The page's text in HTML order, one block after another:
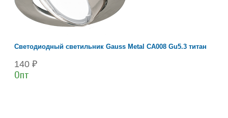
Светодиодный светильник Gauss Metal CA008 Gu5.3 титан
140 ₽
Опт